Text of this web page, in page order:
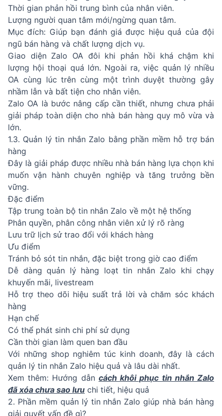
Thời gian phản hồi trung bình của nhân viên.
Lượng người quan tâm mới/ngừng quan tâm.
Mục đích: Giúp bạn đánh giá được hiệu quả của đội
ngũ bán hàng và chất lượng dịch vụ.
Giao diện Zalo OA đôi khi phản hồi khá chậm khi
lượng hội thoại quá lớn. Ngoài ra, việc quản lý nhiều
OA cùng lúc trên cùng một trình duyệt thường gây
nhầm lẫn và bất tiện cho nhân viên.
Zalo OA là bước nâng cấp cần thiết, nhưng chưa phải
giải pháp toàn diện cho nhà bán hàng quy mô vừa và
lớn.
1.3. Quản lý tin nhắn Zalo bằng phần mềm hỗ trợ bán
hàng
Đây là giải pháp được nhiều nhà bán hàng lựa chọn khi
muốn vận hành chuyên nghiệp và tăng trưởng bền
vững.
Đặc điểm
Tập trung toàn bộ tin nhắn Zalo về một hệ thống
Phân quyền, phân công nhân viên xử lý rõ ràng
Lưu trữ lịch sử trao đổi với khách hàng
Ưu điểm
Tránh bỏ sót tin nhắn, đặc biệt trong giờ cao điểm
Dễ dàng quản lý hàng loạt tin nhắn Zalo khi chạy
khuyến mãi, livestream
Hỗ trợ theo dõi hiệu suất trả lời và chăm sóc khách
hàng
Hạn chế
Có thể phát sinh chi phí sử dụng
Cần thời gian làm quen ban đầu
Với những shop nghiêm túc kinh doanh, đây là cách
quản lý tin nhắn Zalo hiệu quả và lâu dài nhất.
Xem thêm: Hướng dẫn cách khôi phục tin nhắn Zalo
đã xóa chưa sao lưu chi tiết, hiệu quả
2. Phần mềm quản lý tin nhắn Zalo giúp nhà bán hàng
giải quyết vấn đề gì?